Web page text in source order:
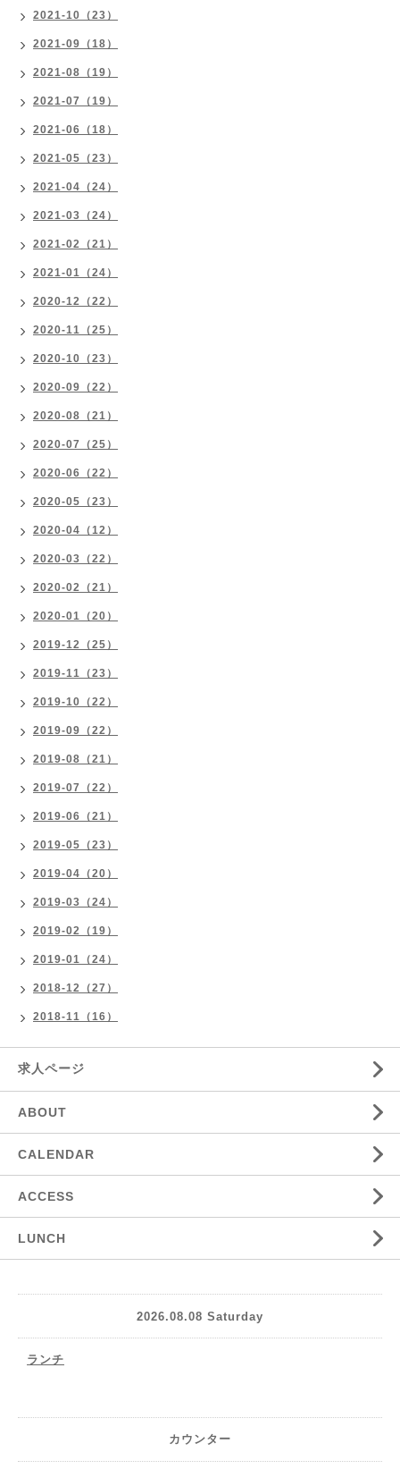
2021-10（23）
2021-09（18）
2021-08（19）
2021-07（19）
2021-06（18）
2021-05（23）
2021-04（24）
2021-03（24）
2021-02（21）
2021-01（24）
2020-12（22）
2020-11（25）
2020-10（23）
2020-09（22）
2020-08（21）
2020-07（25）
2020-06（22）
2020-05（23）
2020-04（12）
2020-03（22）
2020-02（21）
2020-01（20）
2019-12（25）
2019-11（23）
2019-10（22）
2019-09（22）
2019-08（21）
2019-07（22）
2019-06（21）
2019-05（23）
2019-04（20）
2019-03（24）
2019-02（19）
2019-01（24）
2018-12（27）
2018-11（16）
求人ページ
ABOUT
CALENDAR
ACCESS
LUNCH
2026.08.08 Saturday
ランチ
カウンター